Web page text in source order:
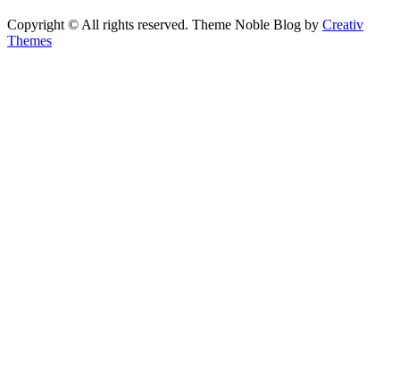
Copyright © All rights reserved. Theme Noble Blog by Creativ
Themes